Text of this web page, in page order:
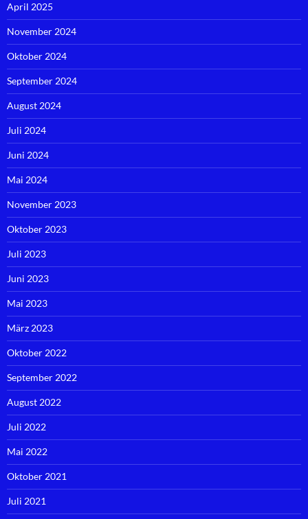
April 2025
November 2024
Oktober 2024
September 2024
August 2024
Juli 2024
Juni 2024
Mai 2024
November 2023
Oktober 2023
Juli 2023
Juni 2023
Mai 2023
März 2023
Oktober 2022
September 2022
August 2022
Juli 2022
Mai 2022
Oktober 2021
Juli 2021